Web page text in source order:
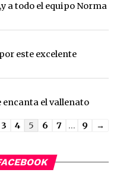
a todo el equipo Norma
este excelente
el vallenato
3 4 5 6 7 ... 9 →